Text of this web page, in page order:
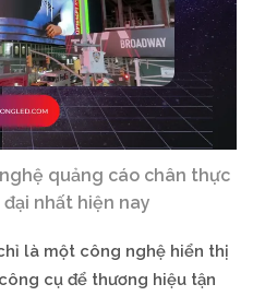
nghệ quảng cáo chân thực
nhất hiện nay
là một công nghệ hiển thị
cụ để thương hiệu tận